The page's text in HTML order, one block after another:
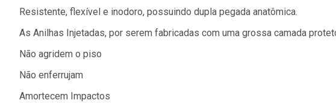
Resistente, flexível e inodoro, possuindo dupla pegada anatômica.
As Anilhas Injetadas, por serem fabricadas com uma grossa camada
Não agridem o piso
Não enferrujam
Amortecem Impactos